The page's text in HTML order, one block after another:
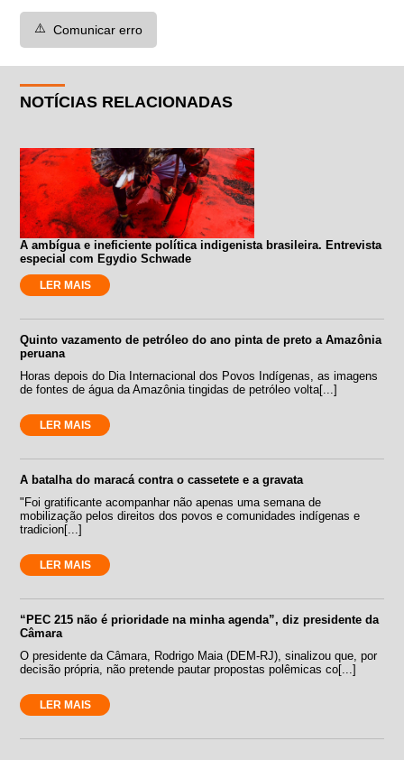
⚠️ Comunicar erro
NOTÍCIAS RELACIONADAS
A ambígua e ineficiente política indigenista brasileira. Entrevista
especial com Egydio Schwade
LER MAIS
Quinto vazamento de petróleo do ano pinta de preto a Amazônia
peruana
Horas depois do Dia Internacional dos Povos Indígenas, as imagens
de fontes de água da Amazônia tingidas de petróleo volta[...]
LER MAIS
A batalha do maracá contra o cassetete e a gravata
"Foi gratificante acompanhar não apenas uma semana de
mobilização pelos direitos dos povos e comunidades indígenas e
tradicion[...]
LER MAIS
“PEC 215 não é prioridade na minha agenda”, diz presidente da
Câmara
O presidente da Câmara, Rodrigo Maia (DEM-RJ), sinalizou que, por
decisão própria, não pretende pautar propostas polêmicas co[...]
LER MAIS